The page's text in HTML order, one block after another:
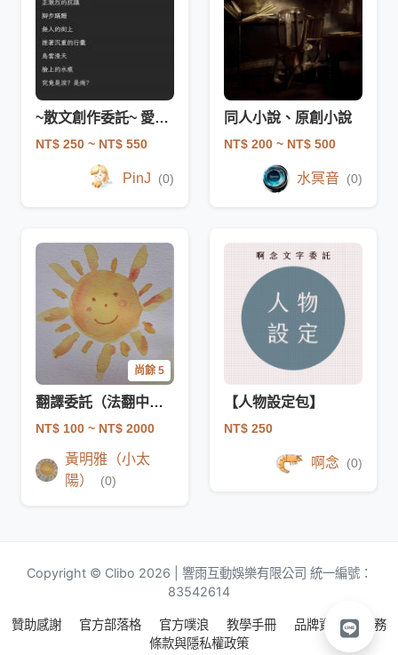
~散文創作委託~ 愛情/友情/親情/青春
NT$ 250 ~ NT$ 550
PinJ (0)
同人小說、原創小說
NT$ 200 ~ NT$ 500
水冥音 (0)
尚餘 5
翻譯委託（法翻中、英翻中）
NT$ 100 ~ NT$ 2000
黃明雅（小太
陽）
(0)
【人物設定包】
NT$ 250
啊念 (0)
Copyright © Clibo 2026 | 響雨互動娛樂有限公司 統一編號：
83542614
贊助感謝 官方部落格 官方噗浪 教學手冊 品牌資源
服務
條款與隱私權政策